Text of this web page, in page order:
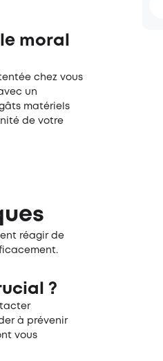
moral
chez vous
un
matériels
de votre
réagir de
?
à prévenir
vous